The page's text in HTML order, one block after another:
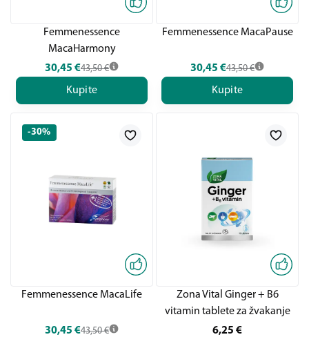
Femmenessence
MacaHarmony
30,45 €43,50 €
Kupite
Femmenessence MacaPause
30,45 €43,50 €
Kupite
-30%
Femmenessence MacaLife
30,45 €43,50 €
Zona Vital Ginger + B6
vitamin tablete za žvakanje
6,25 €